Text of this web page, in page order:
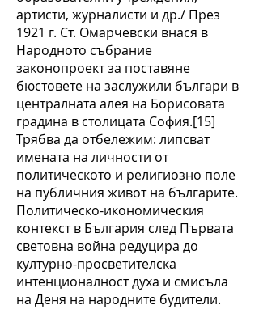
артисти, журналисти и др./ През
1921 г. Ст. Омарчевски внася в
Народното събрание
законопроект за поставяне
бюстовете на заслужили българи в
централната алея на Борисовата
градина в столицата София.[15]
Трябва да отбележим: липсват
имената на личности от
политическото и религиозно поле
на публичния живот на българите.
Политическо-икономическия
контекст в България след Първата
световна война редуцира до
културно-просветителска
интенционалност духа и смисъла
на Деня на народните будители.